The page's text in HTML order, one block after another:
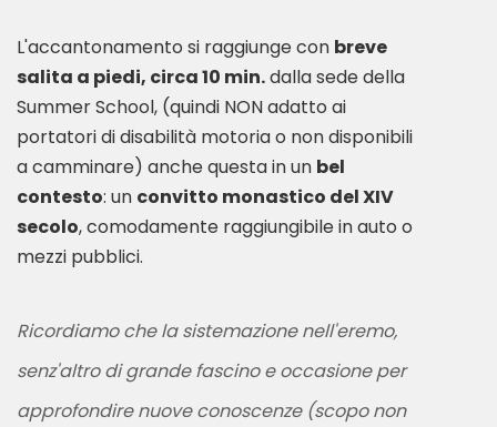
L'accantonamento si raggiunge con breve
salita a piedi, circa 10 min.dalla sede della
Summer School, (quindi NON adatto ai
portatori di disabilità motoria o non disponibili
a camminare) anche questa in un bel
contesto: un convitto monastico del XIV
secolo, comodamente raggiungibile in auto o
Ricordiamo che la sistemazione nell'eremo,
senz'altro di grande fascino e occasione per
approfondire nuove conoscenze (scopo non